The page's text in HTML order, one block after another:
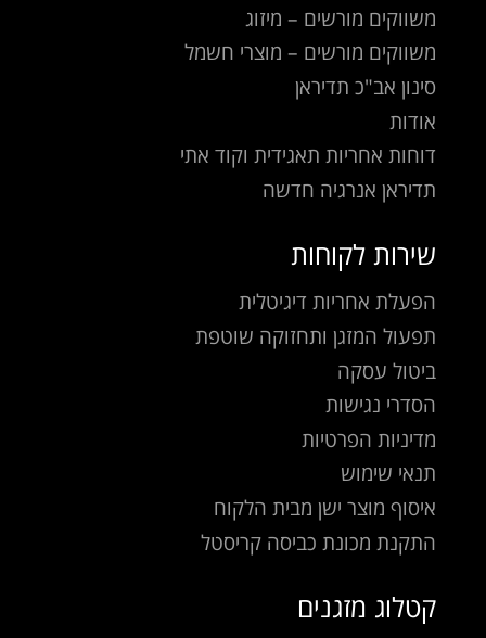
משווקים מורשים – מיזוג
משווקים מורשים – מוצרי חשמל
סינון אב"כ תדיראן
אודות
דוחות אחריות תאגידית וקוד אתי
תדיראן אנרגיה חדשה
שירות לקוחות
הפעלת אחריות דיגיטלית
תפעול המזגן ותחזוקה שוטפת
ביטול עסקה
הסדרי נגישות
מדיניות הפרטיות
תנאי שימוש
איסוף מוצר ישן מבית הלקוח
התקנת מכונת כביסה קריסטל
קטלוג מזגנים